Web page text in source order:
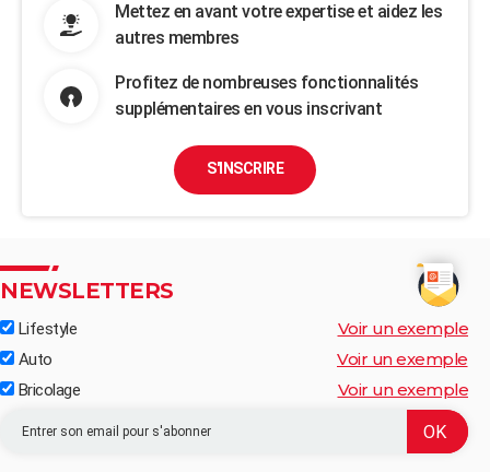
Mettez en avant votre expertise et aidez les
autres membres
Profitez de nombreuses fonctionnalités
supplémentaires en vous inscrivant
S'INSCRIRE
NEWSLETTERS
Lifestyle Voir un exemple
Auto Voir un exemple
Bricolage Voir un exemple